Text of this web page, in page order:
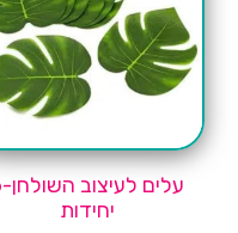
יחידות